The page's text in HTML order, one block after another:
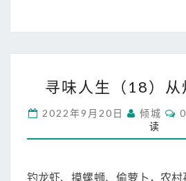
味
生
（
寻味人生（18）从
2022年9月20日 倾城
C
O
M
T
读
钓龙虾、摸螺蛳、偷萝卜，农